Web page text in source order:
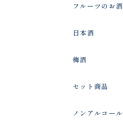
フルーツのお酒
日本酒
梅酒
セット商品
ノンアルコール